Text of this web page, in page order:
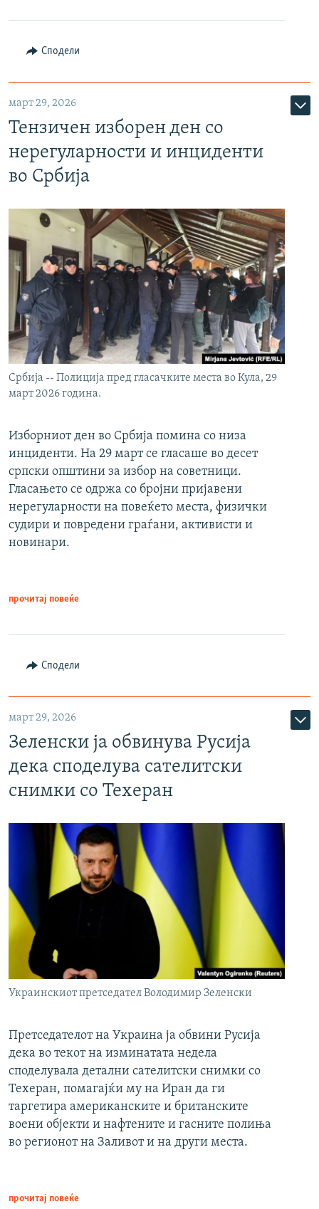
Сподели
март 29, 2026
Тензичен изборен ден со
нерегуларности и инциденти
во Србија
Србија -- Полиција пред гласачките места во Кула, 29
март 2026 година.
Изборниот ден во Србија помина со низа
инциденти. На 29 март се гласаше во десет
српски општини за избор на советници.
Гласањето се одржа со бројни пријавени
нерегуларности на повеќето места, физички
судири и повредени граѓани, активисти и
новинари.
прочитај повеќе
Сподели
март 29, 2026
Зеленски ја обвинува Русија
дека споделува сателитски
снимки со Техеран
Украинскиот претседател Володимир Зеленски
Претседателот на Украина ја обвини Русија
дека во текот на изминатата недела
споделувала детални сателитски снимки со
Техеран, помагајќи му на Иран да ги
таргетира американските и британските
воени објекти и нафтените и гасните полиња
во регионот на Заливот и на други места.
прочитај повеќе